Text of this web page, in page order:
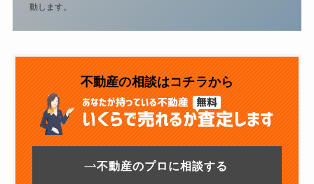
動します。
不動産の相談はコチラから
不動産のプロに相談する